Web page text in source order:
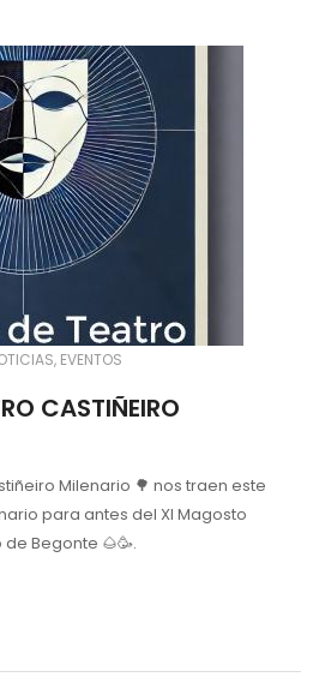
EVENTOS
CASTIÑEIRO
Milenario 🌳 nos traen este
para antes del XI Magosto
Begonte 🌰🥳.